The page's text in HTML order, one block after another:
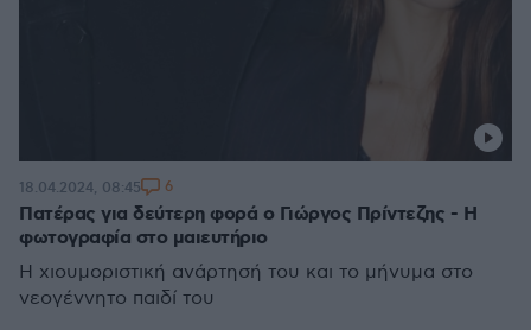
Πατέρας για δεύτερη φορά ο Γιώργος Πρίντεζης - Η
φωτογραφία στο μαιευτήριο
Η χιουμοριστική ανάρτησή του και το μήνυμα στο
νεογέννητο παιδί του
18.04.2024, 08:45 6